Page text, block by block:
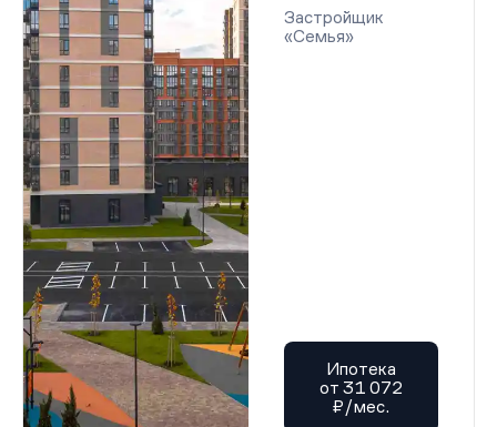
Застройщик
«Семья»
Ипотека
от 31 072
₽/мес.